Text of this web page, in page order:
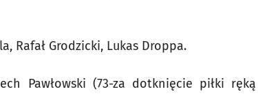
Rafał Grodzicki, Lukas Droppa.
Pawłowski (73-za dotknięcie piłki